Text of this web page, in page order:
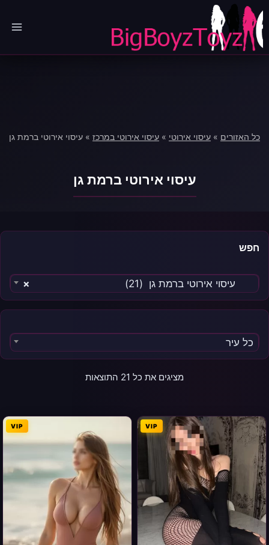
Skip
to
content
כל האזורים » עיסוי אירוטי » עיסוי אירוטי במרכז » עיסוי אירוטי ברמת גן
עיסוי אירוטי ברמת גן
חפש
× עיסוי אירוטי ברמת גן (21)
כל עיר
מציגים את כל ⁦21⁩ התוצאות
VIP
VIP